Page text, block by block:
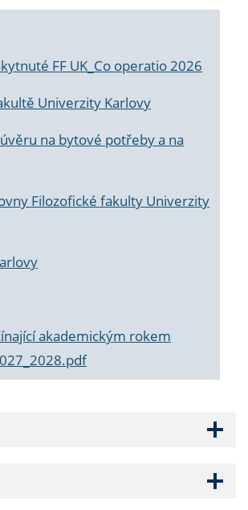
FF UK_Co operatio 2026
Univerzity Karlovy
na bytové potřeby a na
Filozofické fakulty Univerzity
akademickým rokem